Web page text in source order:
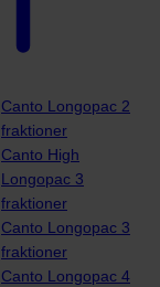
Canto Longopac 2
fraktioner
Canto High
Longopac 3
fraktioner
Canto Longopac 3
fraktioner
Canto Longopac 4